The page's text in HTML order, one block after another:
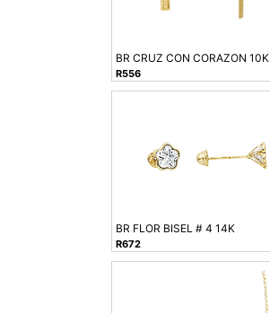
BR CRUZ CON CORAZON 10K
R556
BR FLOR BISEL # 4 14K
R672